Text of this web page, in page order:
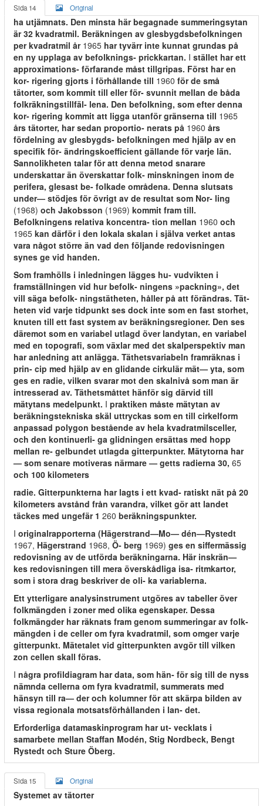
Sida 14 Original
ha utjämnats. Den minsta här begagnade summeringsytan
är 32 kvadratmil. Beräkningen av glesbygdsbefolkningen
per kvadratmil år 1965 har tyvärr inte kunnat grundas på
en ny upplaga av befolknings- prickkartan. I stället har ett
approximations- förfarande måst tillgripas. Först har en
kor- rigering gjorts i förhållande till 1960 för de små
tätorter, som kommit till eller för- svunnit mellan de båda
folkräkningstillfäl- lena. Den befolkning, som efter denna
kor- rigering kommit att ligga utanför gränserna till 1965
års tätorter, har sedan proportio- nerats på 1960 års
fördelning av glesbygds- befolkningen med hjälp av en
specifik för- ändringskoefficient gällande för varje län.
Sannolikheten talar för att denna metod snarare
underskattar än överskattar folk- minskningen inom de
perifera, glesast be- folkade områdena. Denna slutsats
under— stödjes för övrigt av de resultat som Nor- ling
(1968) och Jakobsson (1969) kommit fram till.
Befolkningens relativa koncentra- tion mellan 1960 och
1965 kan därför i den lokala skalan i själva verket antas
vara något större än vad den följande redovisningen
synes ge vid handen.
Som framhölls i inledningen lägges hu- vudvikten i
framställningen vid hur befolk- ningens »packning», det
vill säga befolk- ningstätheten, håller på att förändras. Tät-
heten vid varje tidpunkt ses dock inte som en fast storhet,
knuten till ett fast system av beräkningsregioner. Den ses
däremot som en variabel utlagd över landytan, en variabel
med en topografi, som växlar med det skalperspektiv man
har anledning att anlägga. Täthetsvariabeln framräknas i
prin- cip med hjälp av en glidande cirkulär mät— yta, som
ges en radie, vilken svarar mot den skalnivå som man är
intresserad av. Täthetsmåttet hänför sig därvid till
mätytans medelpunkt. I praktiken måste mätytan av
beräkningstekniska skäl uttryckas som en till cirkelform
anpassad polygon bestående av hela kvadratmilsceller,
och den kontinuerli- ga glidningen ersättas med hopp
mellan re- gelbundet utlagda gitterpunkter. Mätytorna har
— som senare motiveras närmare — getts radierna 30, 65
och 100 kilometers
radie. Gitterpunkterna har lagts i ett kvad- ratiskt nät på 20
kilometers avstånd från varandra, vilket gör att landet
täckes med ungefär 1 260 beräkningspunkter.
I originalrapporterna (Hägerstrand—Mo— dén—Rystedt
1967, Hägerstrand 1968, Ö- berg 1969) ges en siffermässig
redovisning av de utförda beräkningarna. Här inskrän—
kes redovisningen till mera överskådliga isa- ritmkartor,
som i stora drag beskriver de oli- ka variablerna.
Ett ytterligare analysinstrument utgöres av tabeller över
folkmängden i zoner med olika egenskaper. Dessa
folkmängder har räknats fram genom summeringar av folk-
mängden i de celler om fyra kvadratmil, som omger varje
gitterpunkt. Mätetalet vid gitterpunkten avgör till vilken
zon cellen skall föras.
I några profildiagram har data, som hän- för sig till de nyss
nämnda cellerna om fyra kvadratmil, summerats med
hänsyn till ra— der och kolumner för att skärpa bilden av
vissa regionala motsatsförhållanden i lan- det.
Erforderliga datamaskinprogram har ut- vecklats i
samarbete mellan Staffan Modén, Stig Nordbeck, Bengt
Rystedt och Sture Öberg.
Sida 15 Original
Systemet av tätorter